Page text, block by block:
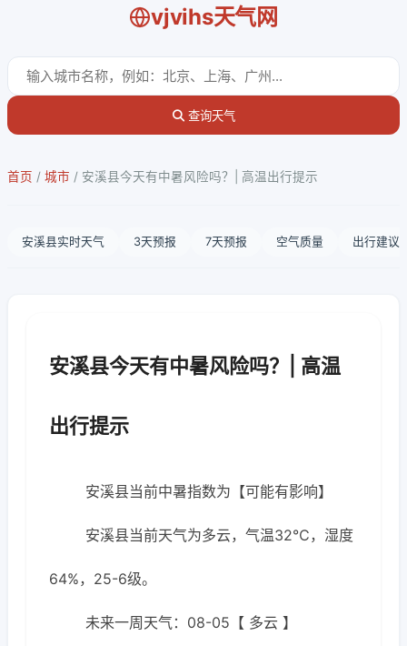
vjvihs天气网
查询天气
首页 / 城市 / 安溪县今天有中暑风险吗？| 高温出行提示
安溪县实时天气 3天预报 7天预报 空气质量 出行建议
安溪县今天有中暑风险吗？| 高温
出行提示
安溪县当前中暑指数为【可能有影响】
安溪县当前天气为多云，气温32℃，湿度
64%，25-6级。
未来一周天气：08-05【 多云 】